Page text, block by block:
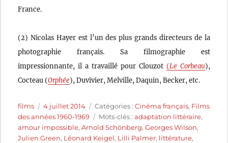
France.
(2) Nicolas Hayer est l’un des plus grands directeurs de la
photographie français. Sa filmographie est
impressionnante, il a travaillé pour Clouzot (Le Corbeau),
Cocteau (Orphée), Duvivier, Melville, Daquin, Becker, etc.
Auteur
films
Publié
le
4 juillet 2014 Catégories
Catégories :Cinéma français, Films
des années 1960-1969
Étiquettes
Mots-clés :adaptation littéraire,
amour impossible,Arnold Schönberg,Georges Wilson,
Julien Green, Léonard Keigel, Lilli Palmer, littérature,